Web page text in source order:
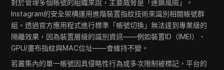
對於管理多個帳號的組織來說，主要威脅是「連鎖風險」。
Instagram的安全架構運用進階裝置指紋技術來識別相關帳號群
組。透過官方應用程式進行標準「帳號切換」無法達到專業級的
隔離效果，因為裝置層級的識別資訊——例如裝置ID（IMEI）、
GPU/畫布指紋與MAC位址——會維持不變。
若叢集內的單一帳號因具侵略性行為或多次限制被標記，平台的